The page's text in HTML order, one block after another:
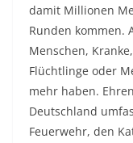
damit Millionen
Runden kommen.
Menschen,
Flüchtlinge oder
mehr haben.
Deutschland
Feuerwehr, den